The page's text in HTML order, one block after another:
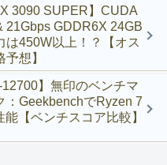
3090 SUPER】CUDA
21Gbps GDDR6X 24GB
は450W以上！？【オス
想】
12700】無印のベンチマ
：GeekbenchでRyzen 7
【ベンチスコア比較】